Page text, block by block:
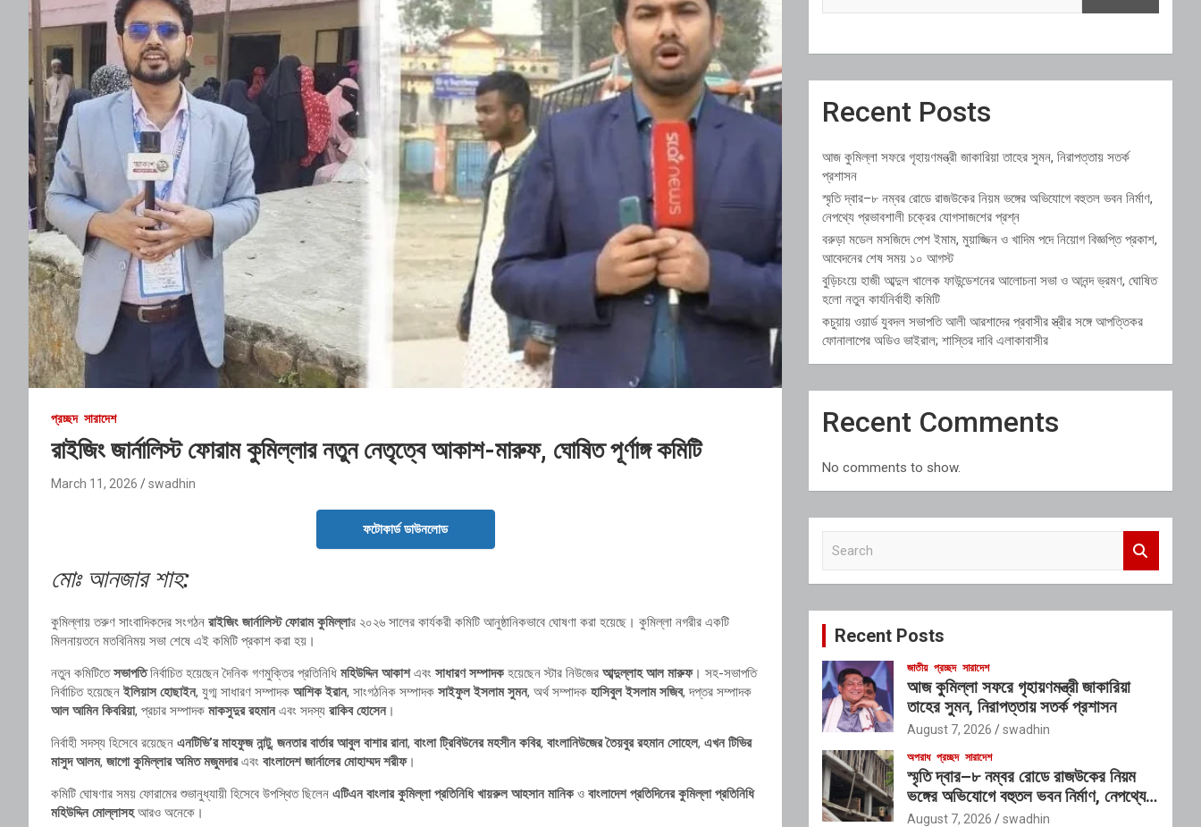
প্রচ্ছদ সারাদেশ
রাইজিং জার্নালিস্ট ফোরাম কুমিল্লার নতুন নেতৃত্বে আকাশ-মারুফ, ঘোষিত পূর্ণাঙ্গ কমিটি
March 11, 2026 swadhin
ফটোকার্ড ডাউনলোড
মোঃ আনজার শাহ:
কুমিল্লায় তরুণ সাংবাদিকদের সংগঠন রাইজিং জার্নালিস্ট ফোরাম কুমিল্লার ২০২৬ সালের কার্যকরী কমিটি আনুষ্ঠানিকভাবে ঘোষণা করা হয়েছে। কুমিল্লা নগরীর একটি
মিলনায়তনে মতবিনিময় সভা শেষে এই কমিটি প্রকাশ করা হয়।
নতুন কমিটিতেসভাপতিনির্বাচিত হয়েছেন দৈনিক গণমুক্তির প্রতিনিধি মহিউদ্দিন আকাশএবং সাধারণ সম্পাদকহয়েছেন স্টার নিউজের আব্দুল্লাহ আল মারুফ। সহ-সভাপতি
নির্বাচিত হয়েছেনইলিয়াস হোছাইন, যুগ্ম সাধারণ সম্পাদক আশিক ইরান, সাংগঠনিক সম্পাদক সাইফুল ইসলাম সুমন, অর্থ সম্পাদক হাসিবুল ইসলাম সজিব, দপ্তর সম্পাদক
আল আমিন কিবরিয়া, প্রচার সম্পাদক মাকসুদুর রহমানএবং সদস্য রাকিব হোসেন।
নির্বাহী সদস্য হিসেবে রয়েছেন এনটিভি’র মাহফুজ নান্টু, জনতার বার্তার আবুল বাশার রানা, বাংলা ট্রিবিউনের মহসীন কবির, বাংলানিউজের তৈয়বুর রহমান সোহেল, এখন টিভির
মাসুদ আলম, জাগো কুমিল্লার অমিত মজুমদারএবং বাংলাদেশ জার্নালের মোহাম্মদ শরীফ।
কমিটি ঘোষণার সময় ফোরামের শুভানুধ্যায়ী হিসেবে উপস্থিত ছিলেন এটিএন বাংলার কুমিল্লা প্রতিনিধি খায়রুল আহসান মানিকও বাংলাদেশ প্রতিদিনের কুমিল্লা প্রতিনিধি
মহিউদ্দিন মোল্লাসহআরও অনেকে।
Recent Posts
আজ কুমিল্লা সফরে গৃহায়ণমন্ত্রী জাকারিয়া তাহের সুমন, নিরাপত্তায় সতর্ক
প্রশাসন
স্মৃতি দ্বার–৮ নম্বর রোডে রাজউকের নিয়ম ভঙ্গের অভিযোগে বহুতল ভবন নির্মাণ,
নেপথ্যে প্রভাবশালী চক্রের যোগসাজশের প্রশ্ন
বরুড়া মডেল মসজিদে পেশ ইমাম, মুয়াজ্জিন ও খাদিম পদে নিয়োগ বিজ্ঞপ্তি প্রকাশ,
আবেদনের শেষ সময় ১০ আগস্ট
বুড়িচংয়ে হাজী আব্দুল খালেক ফাউন্ডেশনের আলোচনা সভা ও আনন্দ ভ্রমণ, ঘোষিত
হলো নতুন কার্যনির্বাহী কমিটি
কচুয়ায় ওয়ার্ড যুবদল সভাপতি আলী আরশাদের প্রবাসীর স্ত্রীর সঙ্গে আপত্তিকর
ফোনালাপের অডিও ভাইরাল; শাস্তির দাবি এলাকাবাসীর
Recent Comments
No comments to show.
c
Recent Posts
জাতীয় প্রচ্ছদ সারাদেশ
আজ কুমিল্লা সফরে গৃহায়ণমন্ত্রী জাকারিয়া
তাহের সুমন, নিরাপত্তায় সতর্ক প্রশাসন
August 7, 2026 swadhin
অপরাধ প্রচ্ছদ সারাদেশ
স্মৃতি দ্বার–৮ নম্বর রোডে রাজউকের নিয়ম
ভঙ্গের অভিযোগে বহুতল ভবন নির্মাণ, নেপথ্যে
প্রভাবশালী চক্রের যোগসাজশের প্রশ্ন
August 7, 2026 swadhin